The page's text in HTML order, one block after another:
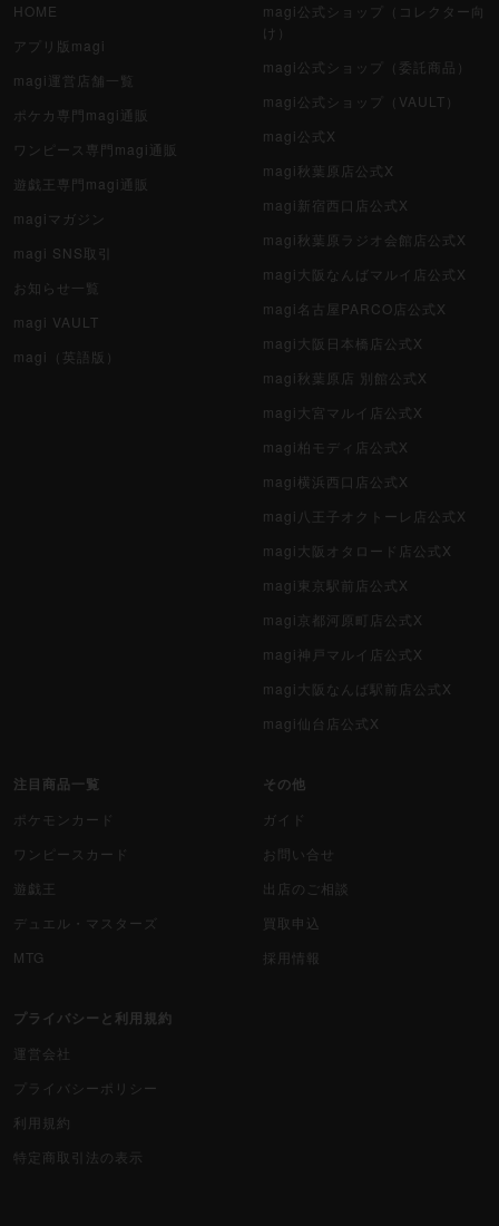
HOME
アプリ版magi
magi運営店舗一覧
ポケカ専門magi通販
ワンピース専門magi通販
遊戯王専門magi通販
magiマガジン
magi SNS取引
お知らせ一覧
magi VAULT
magi（英語版）
magi公式ショップ（コレクター向
け）
magi公式ショップ（委託商品）
magi公式ショップ（VAULT）
magi公式X
magi秋葉原店公式X
magi新宿西口店公式X
magi秋葉原ラジオ会館店公式X
magi大阪なんばマルイ店公式X
magi名古屋PARCO店公式X
magi大阪日本橋店公式X
magi秋葉原店 別館公式X
magi大宮マルイ店公式X
magi柏モディ店公式X
magi横浜西口店公式X
magi八王子オクトーレ店公式X
magi大阪オタロード店公式X
magi東京駅前店公式X
magi京都河原町店公式X
magi神戸マルイ店公式X
magi大阪なんば駅前店公式X
magi仙台店公式X
注目商品一覧
ポケモンカード
ワンピースカード
遊戯王
デュエル・マスターズ
MTG
その他
ガイド
お問い合せ
出店のご相談
買取申込
採用情報
プライバシーと利用規約
運営会社
プライバシーポリシー
利用規約
特定商取引法の表示